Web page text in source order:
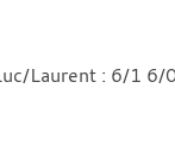
Laurent : 6/1 6/